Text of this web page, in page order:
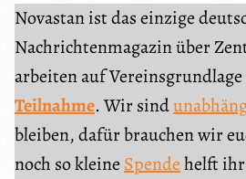
Novastan ist das einzige
Nachrichtenmagazin über
arbeiten auf
Teilnahme. Wir sind
bleiben, dafür brauchen wir
noch so kleine Spendehelft